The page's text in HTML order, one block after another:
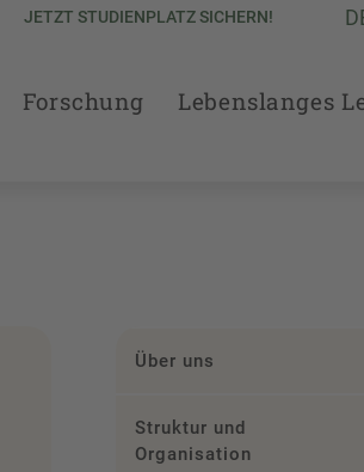
JETZT STUDIENPLATZ SICHERN!
Forschung Lebenslanges
Über uns
Struktur und
Organisation